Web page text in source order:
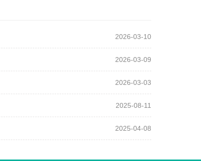
2026-03-10
2026-03-09
2026-03-03
2025-08-11
2025-04-08